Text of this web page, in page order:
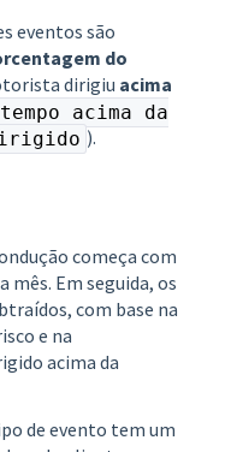
eventos são
do
dirigiu acima
tempo acima da
).
começa com
mês. Em seguida, os
com base na
e na
acima da
de evento tem um